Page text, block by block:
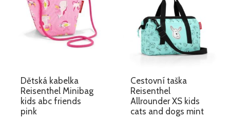
Dětská kabelka
Reisenthel Minibag
kids abc friends
pink
259 Kč.129 Kč.
Cestovní taška
Reisenthel
Allrounder XS kids
cats and dogs mint
715 Kč.